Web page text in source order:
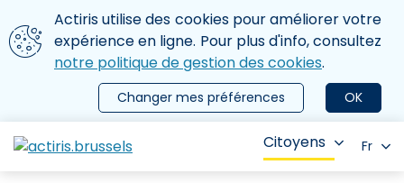
Aller au contenu principal
Nous utilisons des cookies
Actiris utilise des cookies pour améliorer votre
expérience en ligne. Pour plus d'info, consultez
notre politique de gestion des cookies.
OK
Changer mes préférences
le menu
Citoyens Fr